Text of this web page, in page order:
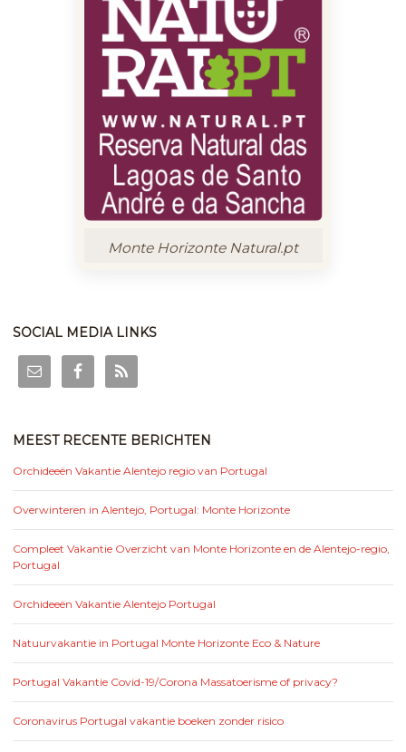
Monte Horizonte Natural.pt
SOCIAL MEDIA LINKS
MEEST RECENTE BERICHTEN
Orchideeën Vakantie Alentejo regio van Portugal
Overwinteren in Alentejo, Portugal: Monte Horizonte
Compleet Vakantie Overzicht van Monte Horizonte en de Alentejo-regio,
Portugal
Orchideeën Vakantie Alentejo Portugal
Natuurvakantie in Portugal Monte Horizonte Eco & Nature
Portugal Vakantie Covid-19/Corona Massatoerisme of privacy?
Coronavirus Portugal vakantie boeken zonder risico